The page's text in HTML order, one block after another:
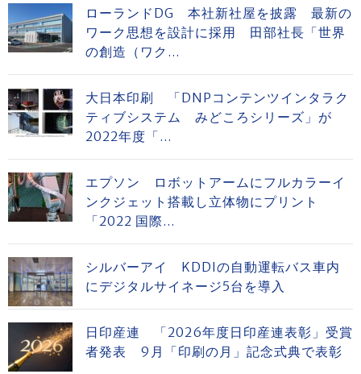
ローランドDG 本社新社屋を披露 最新の
ワーク思想を設計に採用 田部社長「世界
の創造（ワク...
大日本印刷 「DNPコンテンツインタラク
ティブシステム みどころシリーズ」が
2022年度「...
エプソン ロボットアームにフルカラーイ
ンクジェット搭載し立体物にプリント
「2022 国際...
シルバーアイ KDDIの自動運転バス車内
にデジタルサイネージ5台を導入
日印産連 「2026年度日印産連表彰」受賞
者発表 9月「印刷の月」記念式典で表彰